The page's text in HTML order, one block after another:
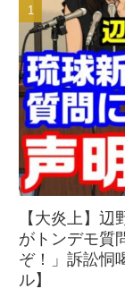
【大炎上】
がトンデモ質
ぞ！」訴訟恫
ル】